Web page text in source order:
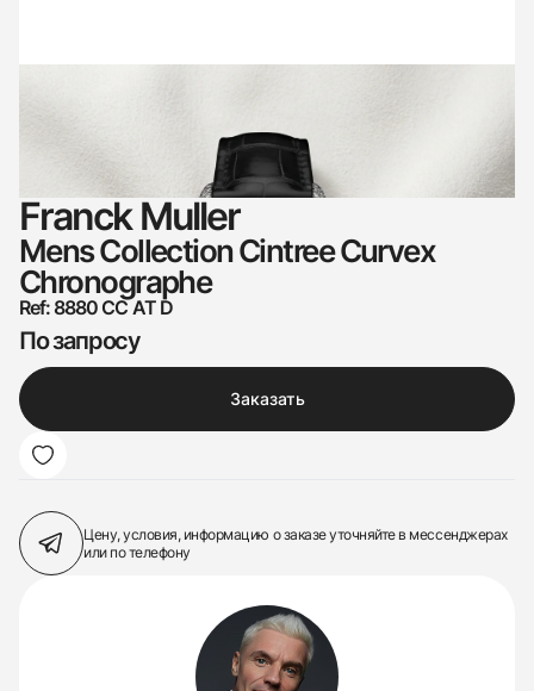
Franck Muller
Mens Collection Cintree Curvex
Chronographe
Ref: 8880 CC AT D
По запросу
Заказать
Цену, условия, информацию о заказеуточняйте в мессенджерах
или по телефону